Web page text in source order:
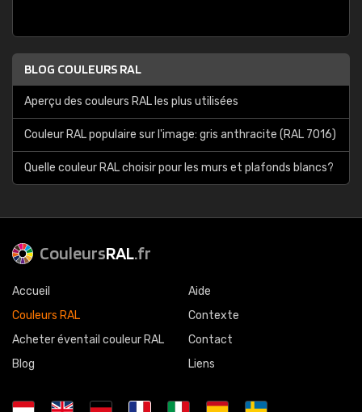
BLOG COULEURS RAL
Aperçu des couleurs RAL les plus utilisées
Couleur RAL populaire sur l'image: gris anthracite (RAL 7016)
Quelle couleur RAL choisir pour les murs et plafonds blancs?
CouleursRAL.fr
Accueil
Couleurs RAL
Acheter éventail couleur RAL
Blog
Aide
Contexte
Contact
Liens